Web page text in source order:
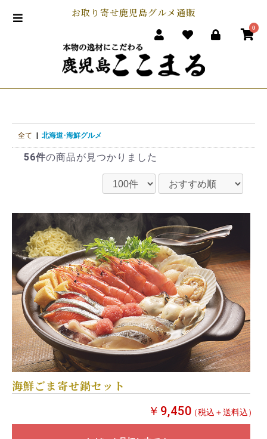
お取り寄せ鹿児島グルメ通販
0
全て 北海道-海鮮グルメ
56件の商品が見つかりました
海鮮ごま寄せ鍋セット
￥9,450（税込＋送料込）